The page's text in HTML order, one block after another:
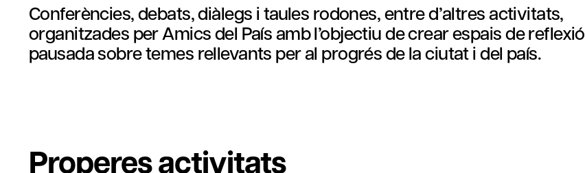
Conferències, debats, diàlegs i taules rodones, entre d’altres activitats,
organitzades per Amics del País amb l’objectiu de crear espais de reflexió
pausada sobre temes rellevants per al progrés de la ciutat i del país.
Properes activitats